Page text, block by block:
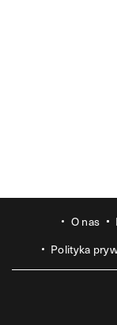
O nas
Polityka